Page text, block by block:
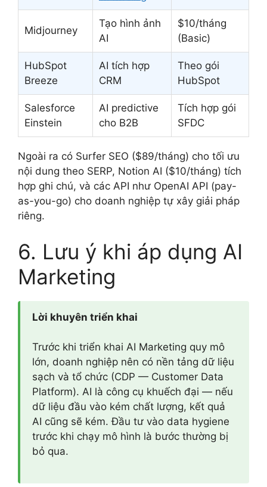
Midjourney
Tạo hình ảnh
AI
$10/tháng
(Basic)
HubSpot
Breeze
AI tích hợp
CRM
Theo gói
HubSpot
Salesforce
Einstein
AI predictive
cho B2B
Tích hợp gói
SFDC
Ngoài ra có Surfer SEO ($89/tháng) cho tối ưu
nội dung theo SERP, Notion AI ($10/tháng) tích
hợp ghi chú, và các API như OpenAI API (pay-
as-you-go) cho doanh nghiệp tự xây giải pháp
riêng.
6. Lưu ý khi áp dụng AI
Marketing
Lời khuyên triển khai
Trước khi triển khai AI Marketing quy mô
lớn, doanh nghiệp nên có nền tảng dữ liệu
sạch và tổ chức (CDP — Customer Data
Platform). AI là công cụ khuếch đại — nếu
dữ liệu đầu vào kém chất lượng, kết quả
AI cũng sẽ kém. Đầu tư vào data hygiene
trước khi chạy mô hình là bước thường bị
bỏ qua.